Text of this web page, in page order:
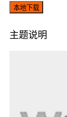
本地下载
主题说明